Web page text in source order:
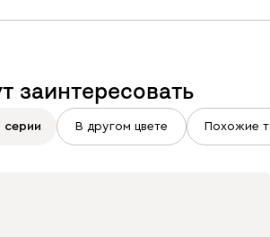
заинтересовать
серии В другом цвете Похожие